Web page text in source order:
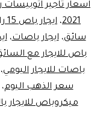
اسعار تاجير اتوبيسات
2021، ايجار باص 15 راكب
سائق،ايجار باصات،
باص للايجار مع
باصات للايجار اليومي
سعر الذهب اليوم
ميكروباص للايجار